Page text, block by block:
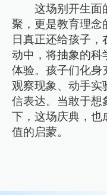
这场别开生面
聚，更是教育理念
日真正还给孩子，
动中，将抽象的科
体验。孩子们化
观察现象、动手实
信表达。当敢于想
下，这场庆典，也
值的启蒙。